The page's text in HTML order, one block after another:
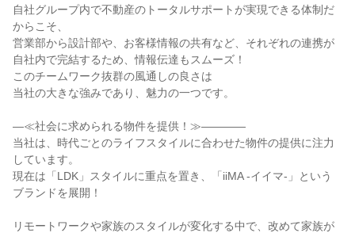
自社グループ内で不動産のトータルサポートが実現できる体制だ
からこそ、
営業部から設計部や、お客様情報の共有など、それぞれの連携が
自社内で完結するため、情報伝達もスムーズ！
このチームワーク抜群の風通しの良さは
当社の大きな強みであり、魅力の一つです。
―⁣≪社会に求められる物件を提供！≫――――
当社は、時代ごとのライフスタイルに合わせた物件の提供に注力
しています。
現在は「LDK」スタイルに重点を置き、「iiMA -イイマ-」という
ブランドを展開！
リモートワークや家族のスタイルが変化する中で、改めて家族が